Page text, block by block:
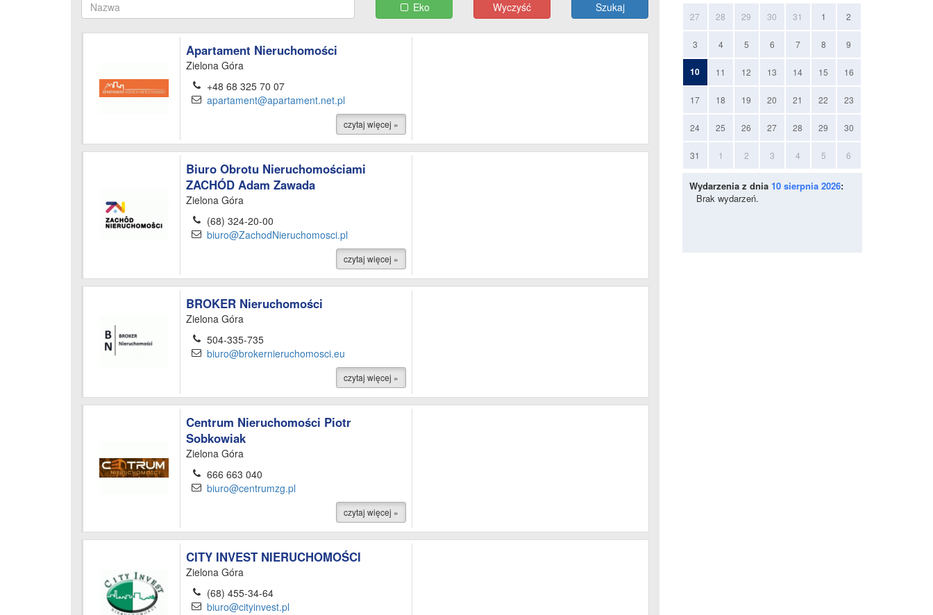
Eko Wyczyść
Apartament Nieruchomości
Zielona Góra
+48 68 325 70 07
apartament@apartament.net.pl
czytaj więcej »
Biuro Obrotu Nieruchomościami
ZACHÓD Adam Zawada
Zielona Góra
(68) 324-20-00
biuro@ZachodNieruchomosci.pl
czytaj więcej »
BROKER Nieruchomości
Zielona Góra
504-335-735
biuro@brokernieruchomosci.eu
czytaj więcej »
Centrum Nieruchomości Piotr
Sobkowiak
Zielona Góra
666 663 040
biuro@centrumzg.pl
czytaj więcej »
CITY INVEST NIERUCHOMOŚCI
Zielona Góra
(68) 455-34-64
biuro@cityinvest.pl
27 28 29 30 31 1 2
3 4 5 6 7 8 9
10 11 12 13 14 15 16
17 18 19 20 21 22 23
24 25 26 27 28 29 30
31 1 2 3 4 5 6
Wydarzenia z dnia 10 sierpnia 2026:
Brak wydarzeń.